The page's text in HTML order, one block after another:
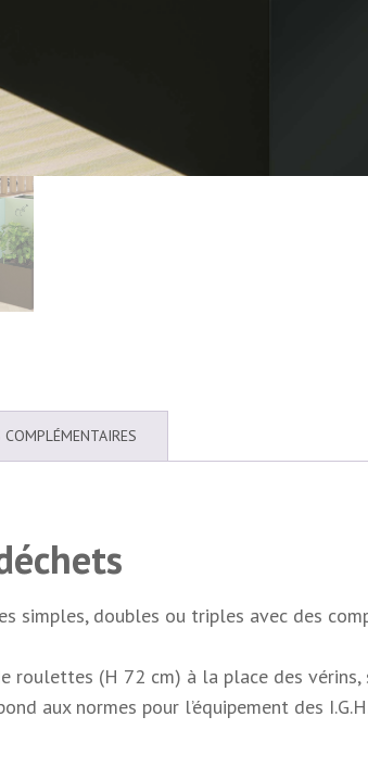
simples, doubles ou triples avec des
roulettes (H 72 cm) à la place des
aux normes pour l’équipement des